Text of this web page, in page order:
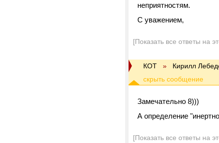
неприятностям.
С уважением,
[Показать все ответы на
КОТ » Кирилл
Замечательно 8)))
А определение
[Показать все ответы на